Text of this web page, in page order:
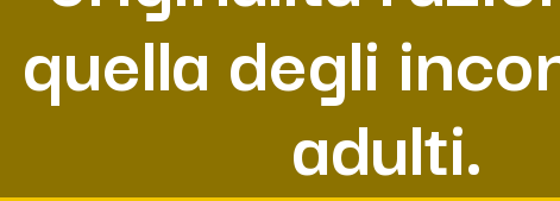
quella degli
adulti.